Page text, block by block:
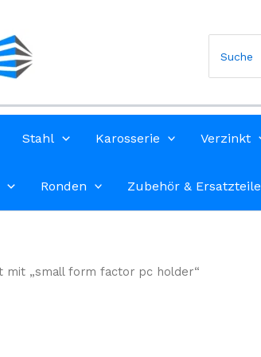
for:
Stahl Karosserie Verzinkt
Ronden Zubehör & Ersatzteile
mit „small form factor pc holder“